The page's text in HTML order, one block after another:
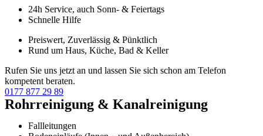
24h Service, auch Sonn- & Feiertags
Schnelle Hilfe
Preiswert, Zuverlässig & Pünktlich
Rund um Haus, Küche, Bad & Keller
Rufen Sie uns jetzt an und lassen Sie sich schon am Telefon
kompetent beraten.
0177 877 29 89
Rohrreinigung & Kanalreinigung
Fallleitungen